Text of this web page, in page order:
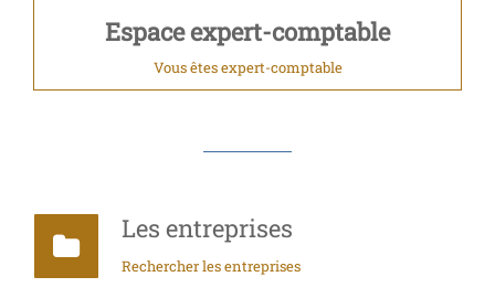
Espace expert-comptable
Vous êtes expert-comptable
Les entreprises
Rechercher les entreprises